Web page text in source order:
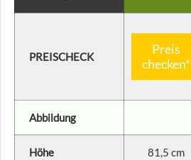
PREISCHECK
Preis
checken*
Abbildung
Höhe 81,5 cm